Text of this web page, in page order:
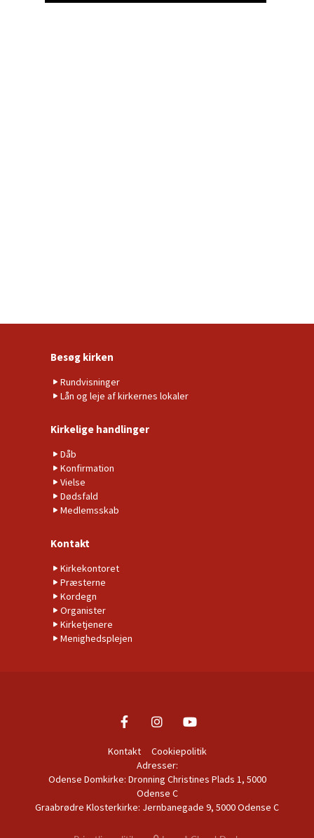
Besøg kirken
Rundvisninger
Lån og leje af kirkernes lokaler
Kirkelige handlinger
Dåb
Konfirmation
Vielse
Dødsfald
Medlemsskab
Kontakt
Kirkekontoret
Præsterne
Kordegn
Organister
Kirketjenere
Menighedsplejen
Kontakt
Cookiepolitik
Adresser:
Odense Domkirke: Dronning Christines Plads 1, 5000
Odense C
Graabrødre Klosterkirke: Jernbanegade 9, 5000 Odense C